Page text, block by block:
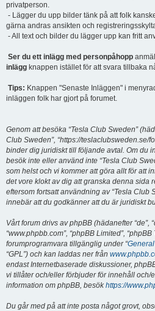
privatperson.
- Lägger du upp bilder tänk på att folk
gärna andras ansikten och
- All text och bilder du lägger upp kan fritt
Ser du ett inlägg med personpåhopp
inlägg knappen istället för att svara tillbaka
Tips: Knappen "Senaste Inläggen" i
inläggen folk har gjort på forumet.
Genom att besöka “Tesla Club Sweden”
Club Sweden”, “https://teslaclubsweden.se/
binder dig juridiskt till följande avtal. Om du
besök inte eller använd inte “Tesla Club
som helst och vi kommer att göra allt för att
det vore klokt av dig att granska denna sida
eftersom fortsatt användning av “Tesla Club
innebär att du godkänner att du är juridiskt
Vårt forum drivs av phpBB (hädanefter “de”,
“www.phpbb.com”, “phpBB Limited”, “phpBB
forumprogramvara tillgänglig under “
“GPL”) och kan laddas ner från
endast Internetbaserade diskussioner,
vi tillåter och/eller förbjuder för innehåll och/
information om phpBB, besökhttps://
Du går med på att inte posta något grovt,